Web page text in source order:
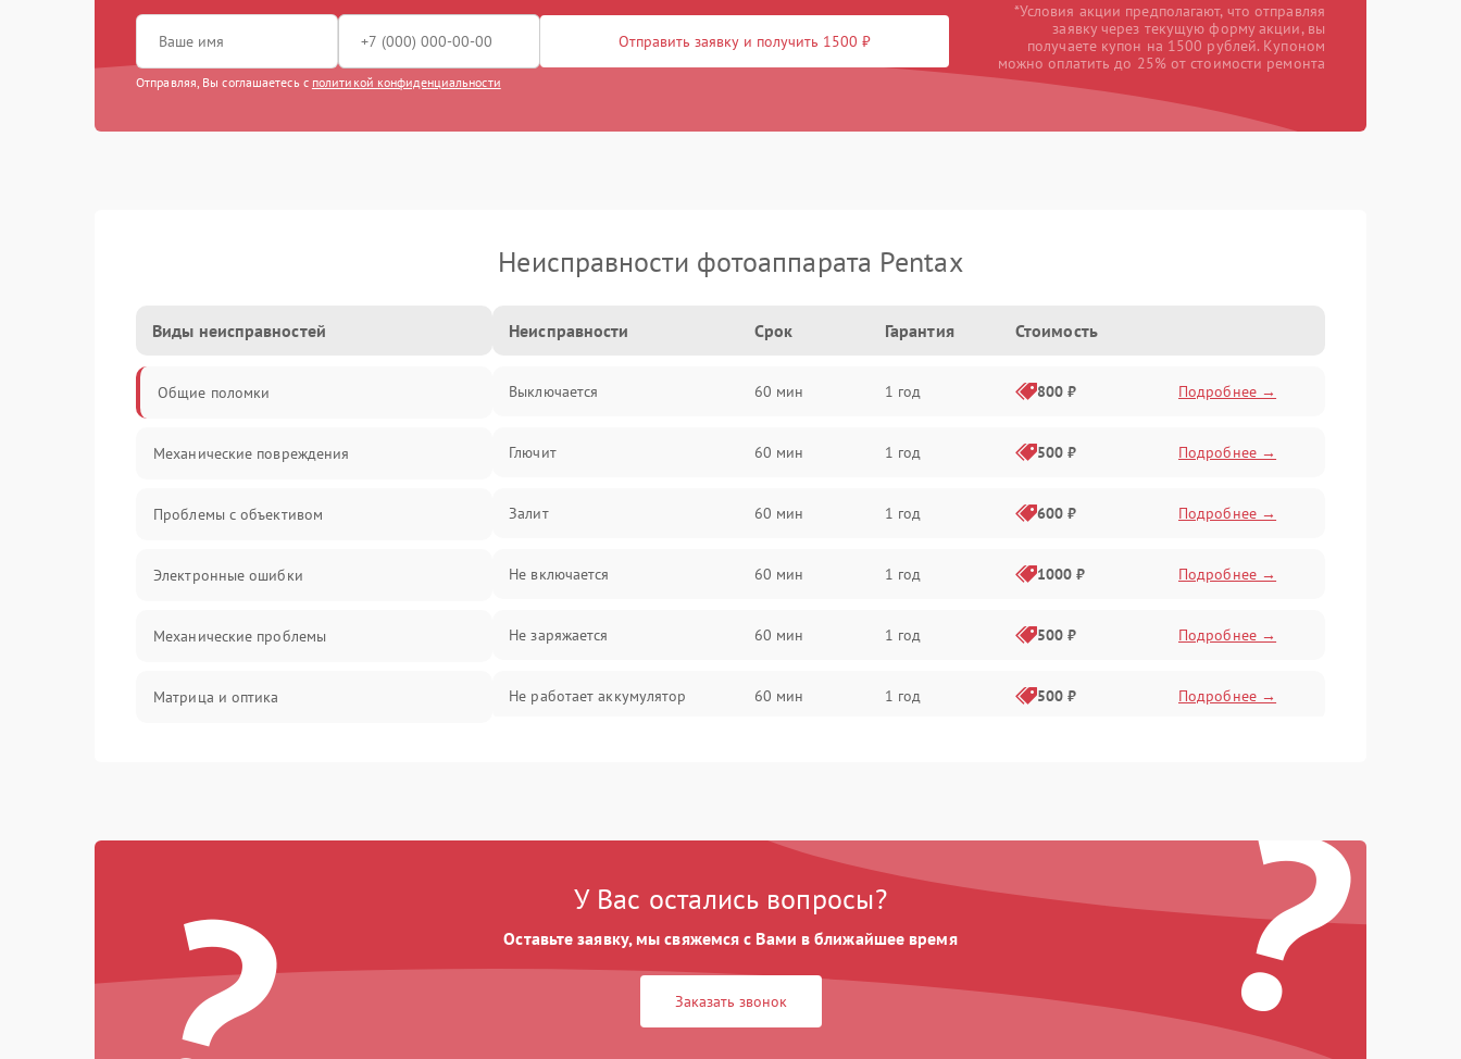
Отправить заявку и получить 1500 ₽
Отправляя, Вы соглашаетесь с политикой конфиденциальности
*Условия акции предполагают, что отправляя
заявку через текущую форму акции, вы
получаете купон на 1500 рублей. Купоном
можно оплатить до 25% от стоимости ремонта
Неисправности фотоаппарата Pentax
Виды неисправностей
Общие поломки
Механические повреждения
Проблемы с объективом
Электронные ошибки
Механические проблемы
Матрица и оптика
Программные сбои
Коммуникации и интерфейсы
Неисправности Срок Гарантия Стоимость
Выключается 60 мин 1 год 800 ₽ Подробнее →
Глючит 60 мин 1 год 500 ₽ Подробнее →
Залит 60 мин 1 год 600 ₽ Подробнее →
Не включается 60 мин 1 год 1000 ₽ Подробнее →
Не заряжается 60 мин 1 год 500 ₽ Подробнее →
Не работает аккумулятор 60 мин 1 год 500 ₽ Подробнее →
?
У Вас остались вопросы?
Оставьте заявку, мы свяжемся с Вами в ближайшее время
Заказать звонок